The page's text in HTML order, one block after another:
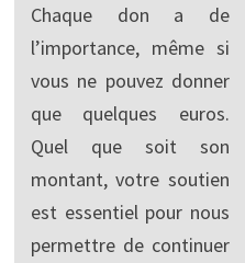
Chaque don a de
l’importance, même si
vous ne pouvez donner
que quelques euros.
Quel que soit son
montant, votre soutien
est essentiel pour nous
permettre de continuer